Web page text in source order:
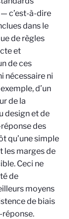
c’est-à-dire
dans le
de règles
et
de ces
nécessaire ni
d’un
de la
design et de
des
qu’une simple
les marges de
Ceci ne
de
moyens
de biais
réponse.